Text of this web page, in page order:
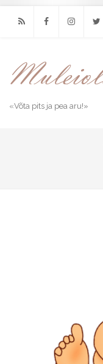
«Võta pits ja pea aru!»